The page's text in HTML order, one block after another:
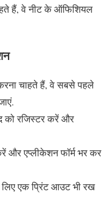
हैं, वे नीट के ऑफिशियल
चाहते हैं, वे सबसे पहले
को रजिस्टर करें और
और एप्लीकेशन फॉर्म भर कर
एक प्रिंट आउट भी रख